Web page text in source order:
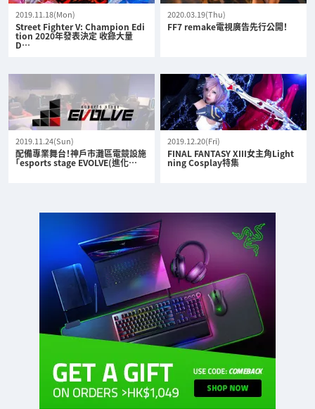
2019.11.18(Mon)
Street Fighter V: Champion Edi
tion 2020年發表決定 收錄大量
D…
2020.03.19(Thu)
FF7 remake電視廣告先行公開！
2019.11.24(Sun)
配備專業舞台！神戶市灘區電競設施
「esports stage EVOLVE(進化…
2019.12.20(Fri)
FINAL FANTASY XIII女主角Light
ning Cosplay特集